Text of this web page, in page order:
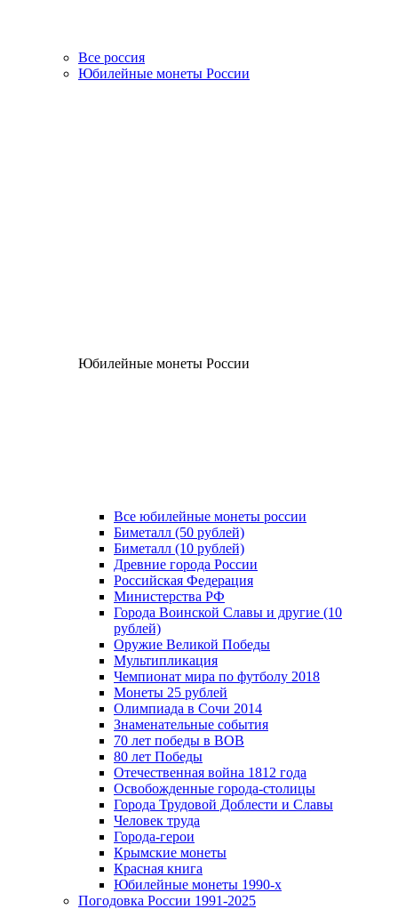
Все россия
Юбилейные монеты России
Юбилейные монеты России
Все юбилейные монеты россии
Биметалл (50 рублей)
Биметалл (10 рублей)
Древние города России
Российская Федерация
Министерства РФ
Города Воинской Славы и другие (10
рублей)
Оружие Великой Победы
Мультипликация
Чемпионат мира по футболу 2018
Монеты 25 рублей
Олимпиада в Сочи 2014
Знаменательные события
70 лет победы в ВОВ
80 лет Победы
Отечественная война 1812 года
Освобожденные города-столицы
Города Трудовой Доблести и Славы
Человек труда
Города-герои
Крымские монеты
Красная книга
Юбилейные монеты 1990-х
Погодовка России 1991-2025